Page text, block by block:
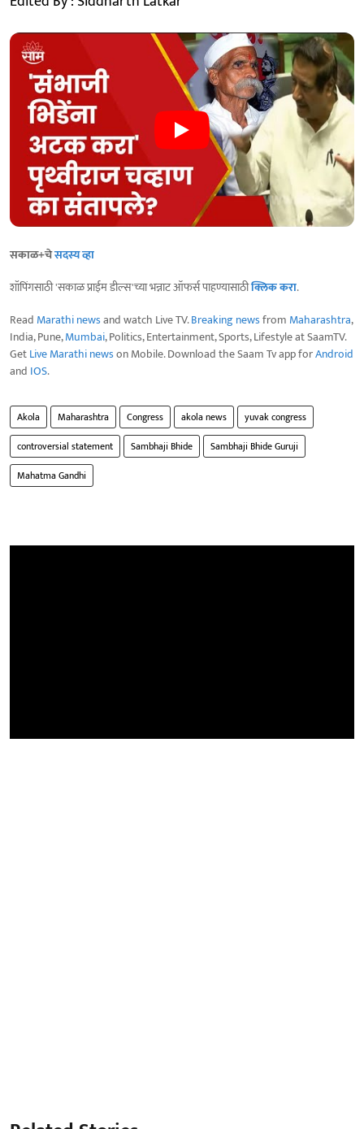
सकाळ+चेसदस्य व्हा
शॉपिंगसाठी 'सकाळ प्राईम डील्स'च्या भन्नाट ऑफर्स पाहण्यासाठीक्लिक करा.
Read Marathi newsand watch Live TV.Breaking newsfrom Maharashtra,
India, Pune,Mumbai, Politics, Entertainment, Sports, Lifestyle at SaamTV.
GetLive Marathi newson Mobile. Download the Saam Tv app forAndroid
and IOS.
Akola Maharashtra Congress akola news
yuvak congress
controversial statement
Sambhaji Bhide
Sambhaji Bhide Guruji
Mahatma Gandhi